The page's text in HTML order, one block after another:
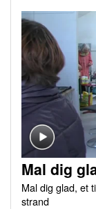
Mal dig
Mal dig glad, et
strand